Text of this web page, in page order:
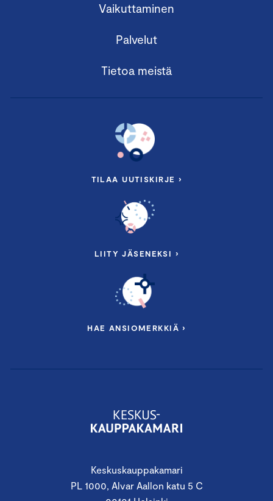
Keskuskauppakamari
PL 1000, Alvar Aallon katu 5 C
Vaikuttaminen
Palvelut
Tietoa meistä
TILAA UUTISKIRJE ›
LIITY JÄSENEKSI ›
HAE ANSIOMERKKIÄ ›